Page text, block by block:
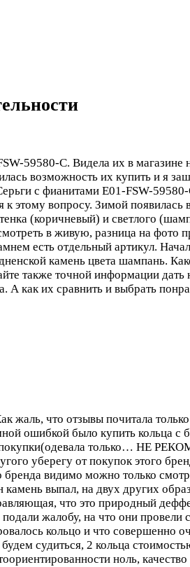
59580-C. Видела их в
возможность их купить и я
c фианитами E01-FSW-
этому вопросу. Зимой
(коричневый) и светлого
в живую, разница на фото
есть отдельный артикул.
камень цвета шампань.
также точной информации
А как их сравнить и выбрать
что отзывы почитала только
ошибкой было купить кольца
только… НЕ
уберегу от покупок этого
видимо можно только
выпал, на двух других
что это природный
жалобу, на что они провели
кольцо и что совершенно
судиться, 2 кольца
ноль,